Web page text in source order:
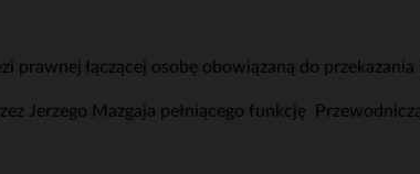
prawnej łączącej osobę obowiązaną do
Jerzego Mazgaja pełniącego funkcję